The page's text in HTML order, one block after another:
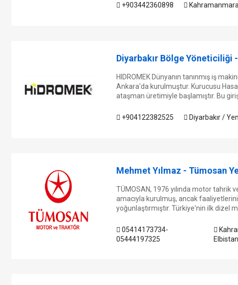
+903442360898
Diyarbakır Bölge Yöneticiliği
HIDROMEK Dünyanın tanınmış iş
Ankara'da kurulmuştur. Kurucusu
ataşman üretimiyle başlamıştır. Bu
+904122382525 Diyarbakır /
Mehmet Yılmaz - Tümosan
TÜMOSAN, 1976 yılında motor tahrik
amacıyla kurulmuş, ancak
yoğunlaştırmıştır. Türkiye'nin ilk dizel
05414173734-
05444197325
Elbistan